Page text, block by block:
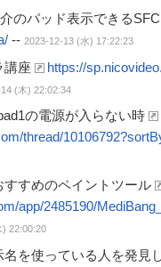
のパッド表示できるSFC
-- 2023-12-13 (水) 17:22:23
講座
https://
(木) 22:02:34
の電源が入らない時
thread/
すすめのペイントツール
app/2485190/
) 22:00:20
名を使っている人を発見